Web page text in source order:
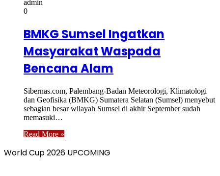
admin
0
BMKG Sumsel Ingatkan
Masyarakat Waspada
Bencana Alam
Sibernas.com, Palembang-Badan Meteorologi, Klimatologi
dan Geofisika (BMKG) Sumatera Selatan (Sumsel) menyebut
sebagian besar wilayah Sumsel di akhir September sudah
memasuki…
Read More »
World Cup 2026 UPCOMING